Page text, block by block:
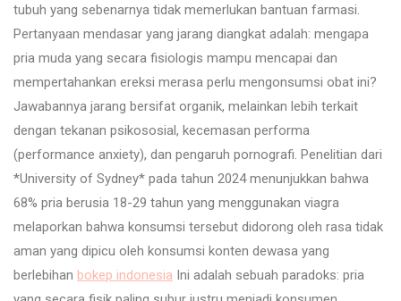
tubuh yang sebenarnya tidak memerlukan bantuan farmasi.
Pertanyaan mendasar yang jarang diangkat adalah: mengapa
pria muda yang secara fisiologis mampu mencapai dan
mempertahankan ereksi merasa perlu mengonsumsi obat ini?
Jawabannya jarang bersifat organik, melainkan lebih terkait
dengan tekanan psikososial, kecemasan performa
(performance anxiety), dan pengaruh pornografi. Penelitian dari
*University of Sydney* pada tahun 2024 menunjukkan bahwa
68% pria berusia 18-29 tahun yang menggunakan viagra
melaporkan bahwa konsumsi tersebut didorong oleh rasa tidak
aman yang dipicu oleh konsumsi konten dewasa yang
berlebihan bokep indonesia Ini adalah sebuah paradoks: pria